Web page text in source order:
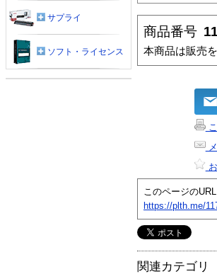
商品番号
本商品は販売
こ
メ
このページのURL
https://plth.me/
関連カテゴリ
サプライ
ソフト・ライセンス